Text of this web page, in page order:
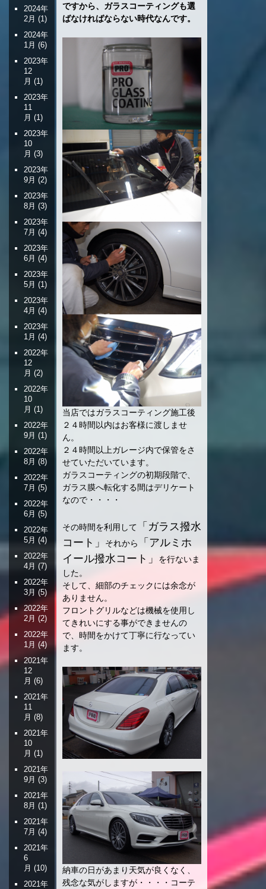
ですから、ガラスコーティングも選
ばなければならない時代なんです。
当店ではガラスコーティング施工後
２４時間以内はお客様に渡しませ
ん。
２４時間以上ガレージ内で保管をさ
せていただいています。
ガラスコーティングの初期段階で、
ガラス膜へ転化する間はデリケート
なので・・・・
その時間を利用して
「ガラス撥水
コート」
それから
「アルミホ
イール撥水コート」
を行ないま
した。
そして、細部のチェックには余念が
ありません。
フロントグリルなどは機械を使用し
てきれいにする事ができませんの
で、時間をかけて丁寧に行なってい
ます。
納車の日があまり天気が良くなく、
残念な気がしますが・・・・コーテ
2024年
2月 (1)
2024年
1月 (6)
2023年
12
月 (1)
2023年
11
月 (1)
2023年
10
月 (3)
2023年
9月 (2)
2023年
8月 (3)
2023年
7月 (4)
2023年
6月 (4)
2023年
5月 (1)
2023年
4月 (4)
2023年
1月 (4)
2022年
12
月 (2)
2022年
10
月 (1)
2022年
9月 (1)
2022年
8月 (8)
2022年
7月 (5)
2022年
6月 (5)
2022年
5月 (4)
2022年
4月 (7)
2022年
3月 (5)
2022年
2月 (2)
2022年
1月 (4)
2021年
12
月 (6)
2021年
11
月 (8)
2021年
10
月 (1)
2021年
9月 (3)
2021年
8月 (1)
2021年
7月 (4)
2021年
6
月 (10)
2021年